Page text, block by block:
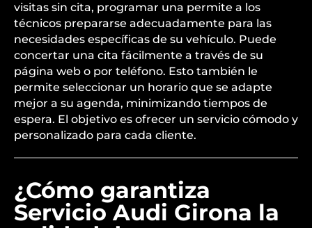
visitas sin cita, programar una permite a los
técnicos prepararse adecuadamente para las
necesidades específicas de su vehículo. Puede
concertar una cita fácilmente a través de su
página web o por teléfono. Esto también le
permite seleccionar un horario que se adapte
mejor a su agenda, minimizando tiempos de
espera. El objetivo es ofrecer un servicio cómodo y
personalizado para cada cliente.
¿Cómo garantiza
Servicio Audi Girona la